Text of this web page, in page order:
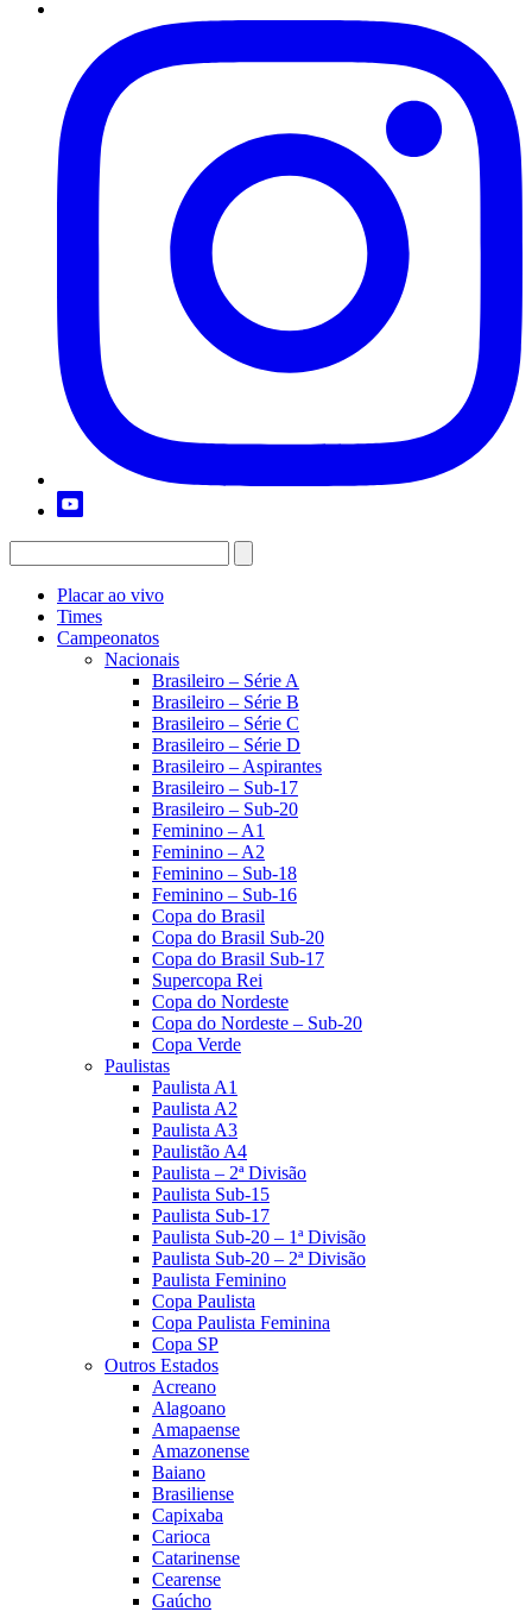
Placar ao vivo
Times
Campeonatos
Nacionais
Brasileiro – Série A
Brasileiro – Série B
Brasileiro – Série C
Brasileiro – Série D
Brasileiro – Aspirantes
Brasileiro – Sub-17
Brasileiro – Sub-20
Feminino – A1
Feminino – A2
Feminino – Sub-18
Feminino – Sub-16
Copa do Brasil
Copa do Brasil Sub-20
Copa do Brasil Sub-17
Supercopa Rei
Copa do Nordeste
Copa do Nordeste – Sub-20
Copa Verde
Paulistas
Paulista A1
Paulista A2
Paulista A3
Paulistão A4
Paulista – 2ª Divisão
Paulista Sub-15
Paulista Sub-17
Paulista Sub-20 – 1ª Divisão
Paulista Sub-20 – 2ª Divisão
Paulista Feminino
Copa Paulista
Copa Paulista Feminina
Copa SP
Outros Estados
Acreano
Alagoano
Amapaense
Amazonense
Baiano
Brasiliense
Capixaba
Carioca
Catarinense
Cearense
Gaúcho